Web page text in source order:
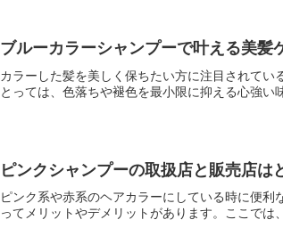
ブルーカラーシャンプーで叶える美
カラーした髪を美しく保ちたい方に注目されて
とっては、色落ちや褪色を最小限に抑える心強い
ピンクシャンプーの取扱店と販売店は
ピンク系や赤系のヘアカラーにしている時に便
ってメリットやデメリットがあります。ここでは